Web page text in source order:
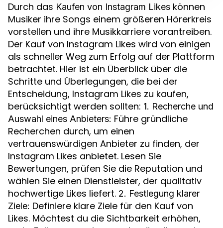
Durch das Kaufen von Instagram Likes können
Musiker ihre Songs einem größeren Hörerkreis
vorstellen und ihre Musikkarriere vorantreiben.
Der Kauf von Instagram Likes wird von einigen
als schneller Weg zum Erfolg auf der Plattform
betrachtet. Hier ist ein Überblick über die
Schritte und Überlegungen, die bei der
Entscheidung, Instagram Likes zu kaufen,
berücksichtigt werden sollten: 1. Recherche und
Auswahl eines Anbieters: Führe gründliche
Recherchen durch, um einen
vertrauenswürdigen Anbieter zu finden, der
Instagram Likes anbietet. Lesen Sie
Bewertungen, prüfen Sie die Reputation und
wählen Sie einen Dienstleister, der qualitativ
hochwertige Likes liefert. 2. Festlegung klarer
Ziele: Definiere klare Ziele für den Kauf von
Likes. Möchtest du die Sichtbarkeit erhöhen,